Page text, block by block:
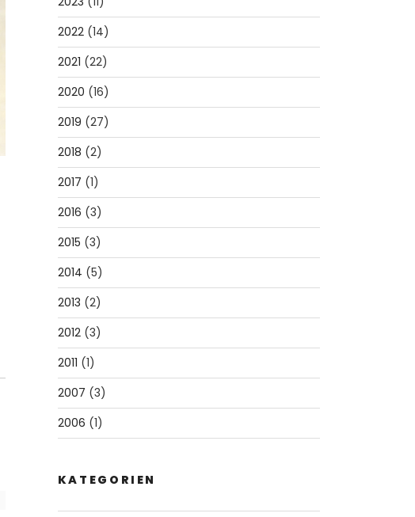
2022(14)
2021 (22)
2020 (16)
2019 (27)
2018 (2)
2017 (1)
2016 (3)
2015 (3)
2014 (5)
2013 (2)
2012(3)
2011 (1)
2007 (3)
2006 (1)
KATEGORIEN